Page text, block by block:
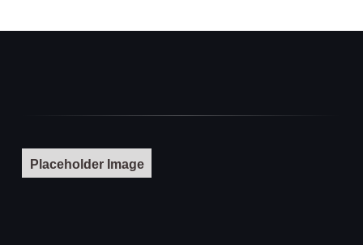
Placeholder Image